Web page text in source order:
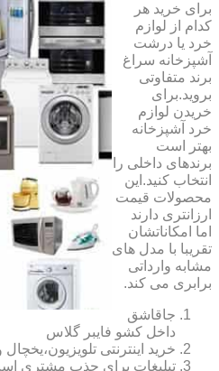
برای خرید هر
کدام از لوازم
خرد یا درشت
آشپزخانه سراغ
برند متفاوتی
بروید.برای
خریدن لوازم
خرد آشپزخانه
بهتر است
برندهای داخلی را
انتخاب کنید.این
محصولات قیمت
ارزانتری دارند
اما امکاناتشان
تقریبا با مدل های
مشابه وارداتی
برابری می کند.
جاقاشق
داخل کشو فایبر گلاس
خرید اینترنتی تلویزیون،یخچال
تبلیغات برای جذب مشتری